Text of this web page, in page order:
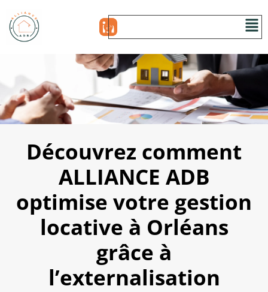
Découvrez comment
ALLIANCE ADB
optimise votre gestion
locative à Orléans
grâce à
l’externalisation